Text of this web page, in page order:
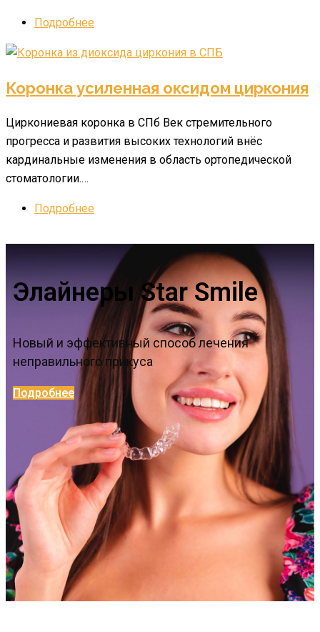
Подробнее
Коронка усиленная оксидом циркония
Циркониевая коронка в СПб Век стремительного
прогресса и развития высоких технологий внёс
кардинальные изменения в область ортопедической
стоматологии.…
Подробнее
Элайнеры Star Smile
Новый и эффективный способ лечения
неправильного прикуса
Подробнее